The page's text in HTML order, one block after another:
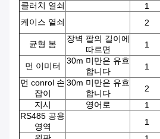
클러치 열쇠
1
케이스 열쇠
2
균형 봄
장벽 팔의 길이에
따르면
1
먼 이미터
30m 미만은 유효
합니다
1
먼 conrol 손
잡이
30m 미만은 유효
합니다
2
지시
영어로 1
RS485 공용
영역
1